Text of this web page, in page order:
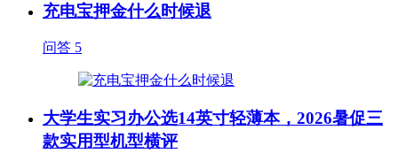
充电宝押金什么时候退
问答 5
大学生实习办公选14英寸轻薄本，2026暑促三
款实用型机型横评